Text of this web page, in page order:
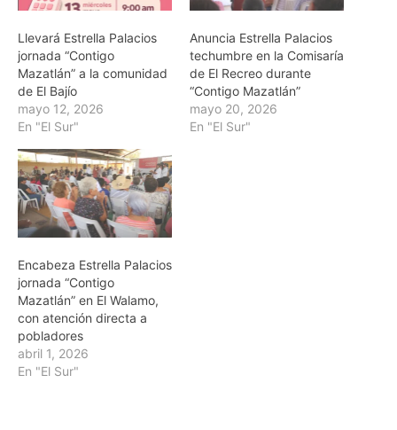
Llevará Estrella Palacios
jornada “Contigo
Mazatlán” a la comunidad
de El Bajío
mayo 12, 2026
En "El Sur"
Anuncia Estrella Palacios
techumbre en la Comisaría
de El Recreo durante
“Contigo Mazatlán”
mayo 20, 2026
En "El Sur"
Encabeza Estrella Palacios
jornada “Contigo
Mazatlán” en El Walamo,
con atención directa a
pobladores
abril 1, 2026
En "El Sur"